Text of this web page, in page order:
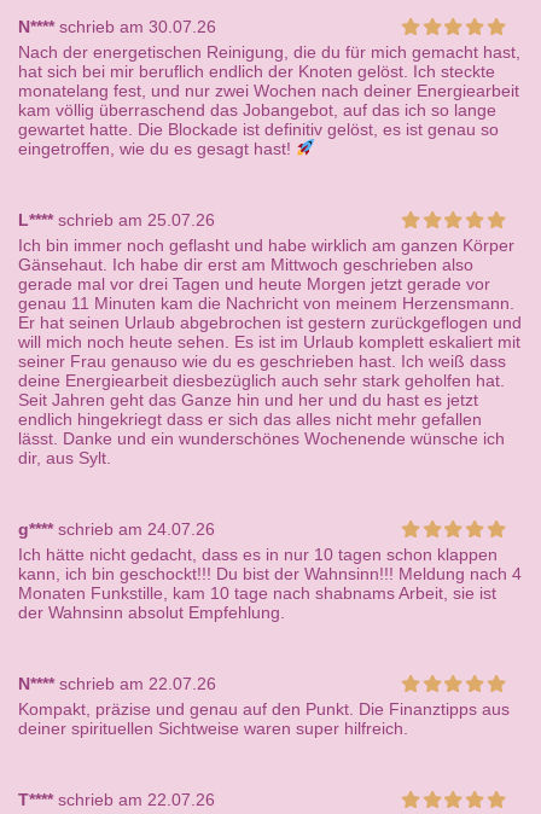
N****schrieb am 30.07.26
Nach der energetischen Reinigung, die du für mich gemacht hast,
hat sich bei mir beruflich endlich der Knoten gelöst. Ich steckte
monatelang fest, und nur zwei Wochen nach deiner Energiearbeit
kam völlig überraschend das Jobangebot, auf das ich so lange
gewartet hatte. Die Blockade ist definitiv gelöst, es ist genau so
eingetroffen, wie du es gesagt hast!
L****schrieb am 25.07.26
Ich bin immer noch geflasht und habe wirklich am ganzen Körper
Gänsehaut. Ich habe dir erst am Mittwoch geschrieben also
gerade mal vor drei Tagen und heute Morgen jetzt gerade vor
genau 11 Minuten kam die Nachricht von meinem Herzensmann.
Er hat seinen Urlaub abgebrochen ist gestern zurückgeflogen und
will mich noch heute sehen. Es ist im Urlaub komplett eskaliert mit
seiner Frau genauso wie du es geschrieben hast. Ich weiß dass
deine Energiearbeit diesbezüglich auch sehr stark geholfen hat.
Seit Jahren geht das Ganze hin und her und du hast es jetzt
endlich hingekriegt dass er sich das alles nicht mehr gefallen
lässt. Danke und ein wunderschönes Wochenende wünsche ich
dir, aus Sylt.
g****schrieb am 24.07.26
Ich hätte nicht gedacht, dass es in nur 10 tagen schon klappen
kann, ich bin geschockt!!! Du bist der Wahnsinn!!! Meldung nach 4
Monaten Funkstille, kam 10 tage nach shabnams Arbeit, sie ist
der Wahnsinn absolut Empfehlung.
N****schrieb am 22.07.26
Kompakt, präzise und genau auf den Punkt. Die Finanztipps aus
deiner spirituellen Sichtweise waren super hilfreich.
T****schrieb am 22.07.26